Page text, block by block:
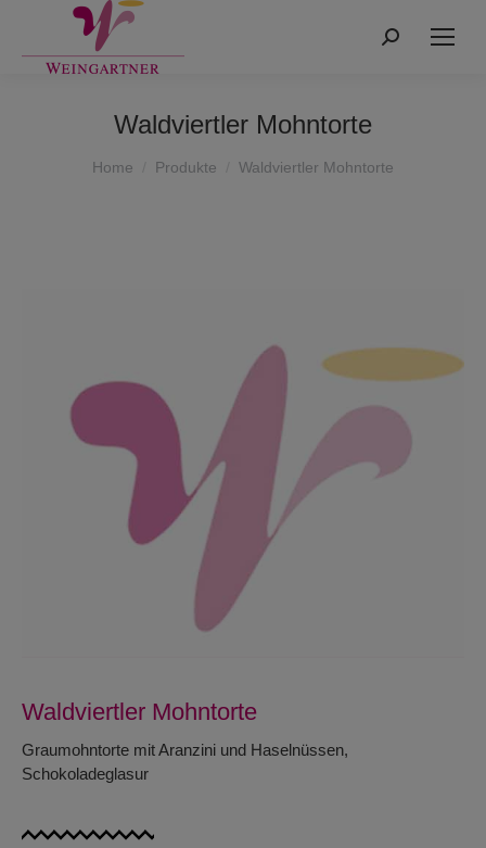
Search:
Waldviertler Mohntorte
Home Produkte Waldviertler Mohntorte
Waldviertler Mohntorte
Graumohntorte mit Aranzini und Haselnüssen,
Schokoladeglasur